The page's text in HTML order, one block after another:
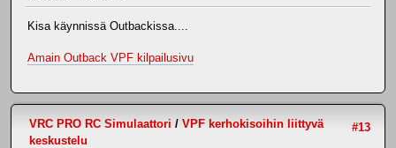
Kisa käynnissä Outbackissa....
Amain Outback VPF kilpailusivu
#13
VRC PRO RC Simulaattori / VPF kerhokisoihin liittyvä
keskustelu